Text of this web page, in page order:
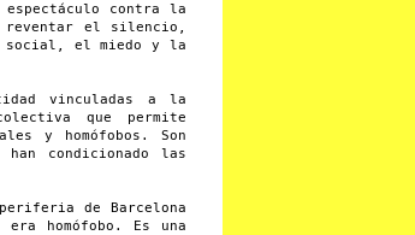
espectáculo contra la
reventar el silencio,
social, el miedo y la
vinculadas a la
que permite
y homófobos. Son
condicionado las
de Barcelona
homófobo. Es una